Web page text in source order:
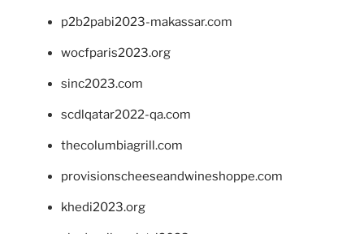
p2b2pabi2023-makassar.com
wocfparis2023.org
sinc2023.com
scdlqatar2022-qa.com
thecolumbiagrill.com
provisionscheeseandwineshoppe.com
khedi2023.org